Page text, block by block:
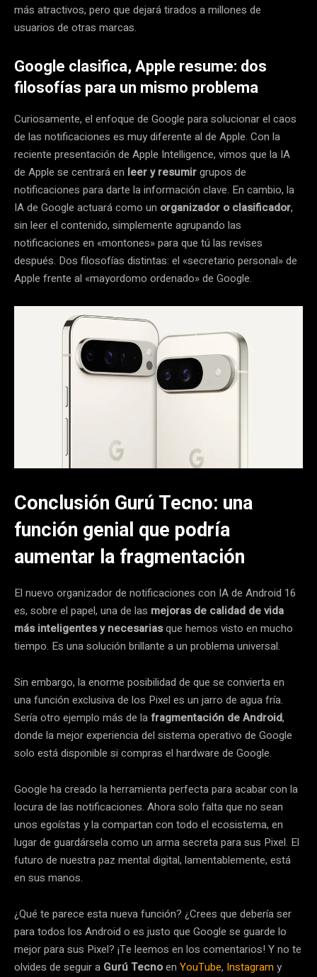
más atractivos, pero que dejará tirados a millones de
usuarios de otras marcas.
Google clasifica, Apple resume: dos
filosofías para un mismo problema
Curiosamente, el enfoque de Google para solucionar el caos
de las notificaciones es muy diferente al de Apple. Con la
reciente presentación de Apple Intelligence, vimos que la IA
de Apple se centrará en leer y resumirgrupos de
notificaciones para darte la información clave. En cambio, la
IA de Google actuará como un organizador o clasificador,
sin leer el contenido, simplemente agrupando las
notificaciones en «montones» para que tú las revises
después. Dos filosofías distintas: el «secretario personal» de
Apple frente al «mayordomo ordenado» de Google.
Conclusión Gurú Tecno: una
función genial que podría
aumentar la fragmentación
El nuevo organizador de notificaciones con IA de Android 16
es, sobre el papel, una de las mejoras de calidad de vida
más inteligentes y necesariasque hemos visto en mucho
tiempo. Es una solución brillante a un problema universal.
Sin embargo, la enorme posibilidad de que se convierta en
una función exclusiva de los Pixel es un jarro de agua fría.
Sería otro ejemplo más de lafragmentación de Android,
donde la mejor experiencia del sistema operativo de Google
solo está disponible si compras el hardware de Google.
Google ha creado la herramienta perfecta para acabar con la
locura de las notificaciones. Ahora solo falta que no sean
unos egoístas y la compartan con todo el ecosistema, en
lugar de guardársela como un arma secreta para sus Pixel. El
futuro de nuestra paz mental digital, lamentablemente, está
en sus manos.
¿Qué te parece esta nueva función? ¿Crees que debería ser
para todos los Android o es justo que Google se guarde lo
mejor para sus Pixel? ¡Te leemos en los comentarios! Y no te
olvides de seguir a Gurú Tecnoen YouTube, Instagramy